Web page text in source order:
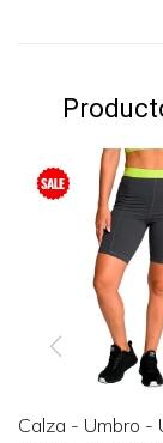
Calza - Umbro -